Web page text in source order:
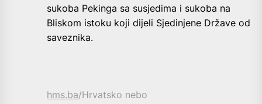
sukoba Pekinga sa susjedima i sukoba na
Bliskom istoku koji dijeli Sjedinjene Države od
saveznika.
hms.ba/Hrvatsko nebo